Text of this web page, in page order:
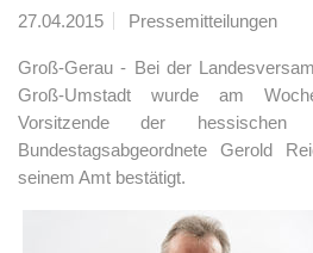
27.04.2015 Pressemitteilungen
Groß-Gerau - Bei der
Groß-Umstadt wurde am
Vorsitzende der hessischen
Bundestagsabgeordnete Gerold
seinem Amt bestätigt.